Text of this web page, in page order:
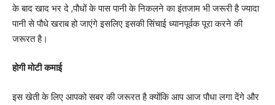
के बाद खाद भर दे ,पौधों के पास पानी के निकलने का इंतजाम भी जरूरी है ज्यादा
पानी से पौधे खराब हो जाएंगे इसलिए इसकी सिंचाई ध्यानपूर्वक पूरा करने की
जरूरत है।
होगी मोटी कमाई
इस खेती के लिए आपको सबर की जरूरत है क्योंकि आप आज पौधा लगा देंगे और